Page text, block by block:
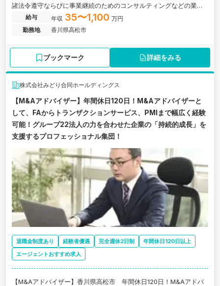
諸法令遵守ならびに事業継続のためのコンサルティングなどの業務
に関わっていただきます。香川県高松市にある税理士法人の求人で
す。
給与 年収 35〜1,100 万円
勤務地
香川県高松市
ブックマーク 詳細をみる
株式会社みどり合同ホールディングス
【M&Aアドバイザー】年間休日120日！M&Aアドバイザーと
して、FAからトランザクションサービス、PMIまで幅広く経験
可能！グループ22法人の力を合わせた企業の「持続的成長」を
支援するプロフェッショナル集団！
退職金制度あり 経験者優遇 完全週休2日制
年間休日120日以上
エージェントおすすめ求人
【M&Aアドバイザー】香川県高松市 年間休日120日！M&Aアドバ